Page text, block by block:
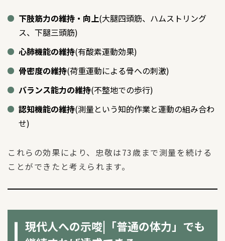
下肢筋力の維持・向上(大腿四頭筋、ハムストリング
ス、下腿三頭筋)
心肺機能の維持(有酸素運動効果)
骨密度の維持(荷重運動による骨への刺激)
バランス能力の維持(不整地での歩行)
認知機能の維持(測量という知的作業と運動の組み合わ
せ)
これらの効果により、忠敬は73歳まで測量を続ける
ことができたと考えられます。
現代人への示唆|「普通の体力」でも